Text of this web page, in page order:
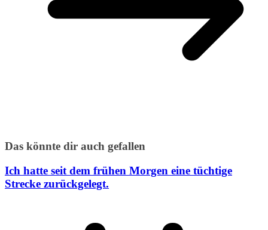
Das könnte dir auch gefallen
Ich hatte seit dem frühen Morgen eine tüchtige
Strecke zurückgelegt.